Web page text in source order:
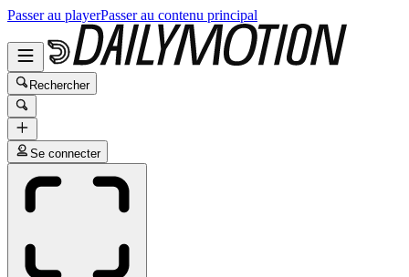
Passer au playerPasser au contenu principal
Rechercher
Se connecter